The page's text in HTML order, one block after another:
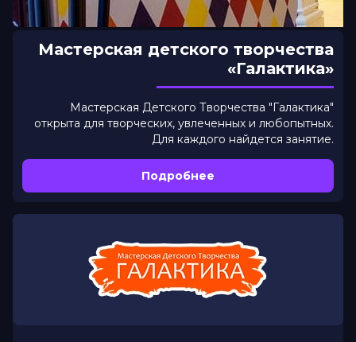
Мастерская детского творчества
«Галактика»
Мастерская Детского Творчества "Галактика"
открыта для творческих, увлеченных и любопытных.
Для каждого найдется занятие.
Подробнее